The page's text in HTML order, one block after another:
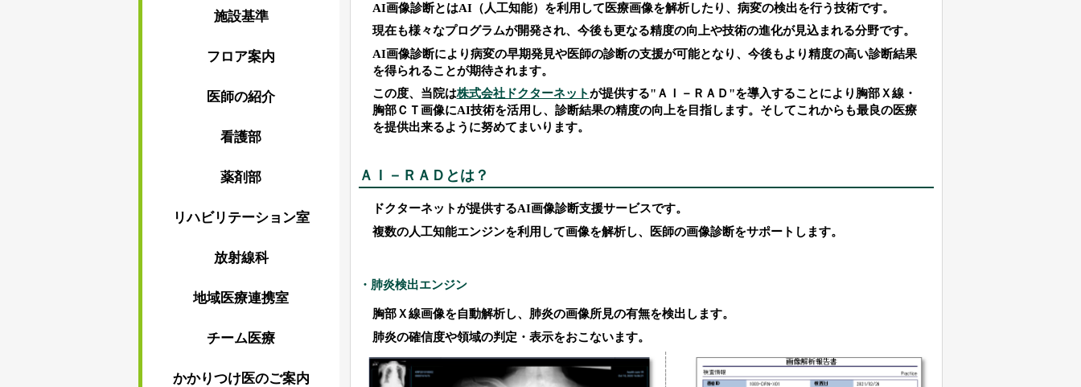
AI画像診断とはAI（人工知能）を利用して医療画像を解析したり、病変の検出を行う技術です。
現在も様々なプログラムが開発され、今後も更なる精度の向上や技術の進化が見込まれる分野です。
AI画像診断により病変の早期発見や医師の診断の支援が可能となり、今後もより精度の高い診断結果
を得られることが期待されます。
この度、当院は株式会社ドクターネットが提供する"ＡＩ－ＲＡＤ"を導入することにより胸部Ｘ線・
胸部ＣＴ画像にAI技術を活用し、診断結果の精度の向上を目指します。そしてこれからも最良の医療
を提供出来るように努めてまいります。
ＡＩ－ＲＡＤとは？
ドクターネットが提供するAI画像診断支援サービスです。
複数の人工知能エンジンを利用して画像を解析し、医師の画像診断をサポートします。
・肺炎検出エンジン
胸部Ｘ線画像を自動解析し、肺炎の画像所見の有無を検出します。
肺炎の確信度や領域の判定・表示をおこないます。
施設基準
フロア案内
医師の紹介
看護部
薬剤部
リハビリテーション室
放射線科
地域医療連携室
チーム医療
かかりつけ医のご案内